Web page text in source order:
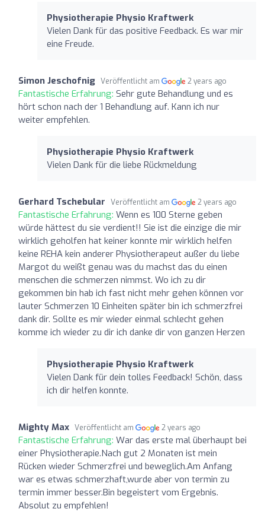
Physiotherapie Physio Kraftwerk
Vielen Dank für das positive Feedback. Es war mir
eine Freude.
Simon Jeschofnig Veröffentlicht am 2 years ago
Fantastische Erfahrung: Sehr gute Behandlung und es
hört schon nach der 1 Behandlung auf. Kann ich nur
weiter empfehlen.
Physiotherapie Physio Kraftwerk
Vielen Dank für die liebe Rückmeldung
Gerhard Tschebular Veröffentlicht am 2 years ago
Fantastische Erfahrung: Wenn es 100 Sterne geben
würde hättest du sie verdient!! Sie ist die einzige die mir
wirklich geholfen hat keiner konnte mir wirklich helfen
keine REHA kein anderer Physiotherapeut außer du liebe
Margot du weißt genau was du machst das du einen
menschen die schmerzen nimmst. Wo ich zu dir
gekommen bin hab ich fast nicht mehr gehen können vor
lauter Schmerzen 10 Einheiten später bin ich schmerzfrei
dank dir. Sollte es mir wieder einmal schlecht gehen
komme ich wieder zu dir ich danke dir von ganzen Herzen
Physiotherapie Physio Kraftwerk
Vielen Dank für dein tolles Feedback! Schön, dass
ich dir helfen konnte.
Mighty Max Veröffentlicht am 2 years ago
Fantastische Erfahrung: War das erste mal überhaupt bei
einer Physiotherapie.Nach gut 2 Monaten ist mein
Rücken wieder Schmerzfrei und beweglich.Am Anfang
war es etwas schmerzhaft,wurde aber von termin zu
termin immer besser.Bin begeistert vom Ergebnis.
Absolut zu empfehlen!